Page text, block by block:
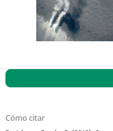
Cómo citar